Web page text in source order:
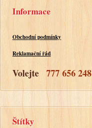
Informace
Obchodní podmínky
Reklamační řád
Volejte 777 656 248
Štítky